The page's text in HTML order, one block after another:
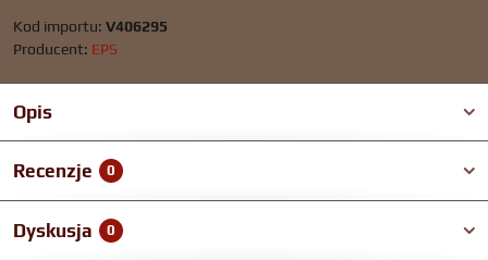
Kod importu: V406295
Producent: EPS
Opis
Recenzje 0
Dyskusja 0